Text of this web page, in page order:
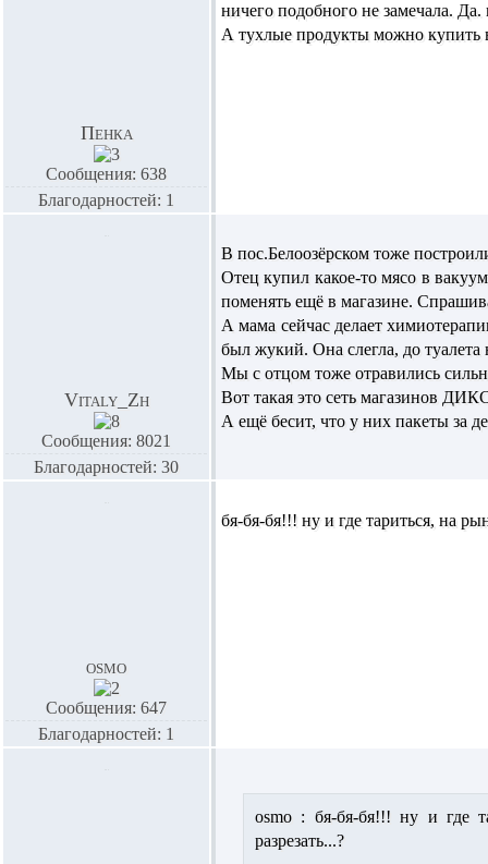
Пенка
Сообщения: 638
Благодарностей: 1
ничего подобного не замечала.
А тухлые продукты можно купить
Vitaly_Zh
Сообщения: 8021
Благодарностей: 30
В пос.Белоозёрском тоже
Отец купил какое-то мясо в
поменять ещё в магазине.
А мама сейчас делает
был жукий. Она слегла, до туалета
Мы с отцом тоже отравились
Вот такая это сеть магазинов
А ещё бесит, что у них пакеты за
osmo
Сообщения: 647
Благодарностей: 1
бя-бя-бя!!! ну и где тариться, на
osmo : бя-бя-бя!!! ну и где
разрезать...?